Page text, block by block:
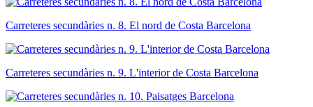
Carreteres secundàries n. 8. El nord de Costa Barcelona
Carreteres secundàries n. 9. L'interior de Costa Barcelona